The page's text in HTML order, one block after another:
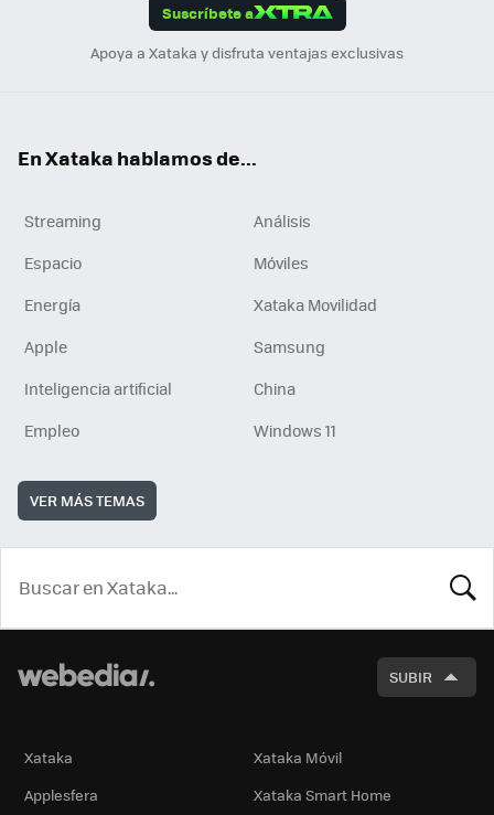
Suscríbete a
Apoya a Xataka y disfruta ventajas exclusivas
En Xataka hablamos de...
Streaming
Análisis
Espacio
Móviles
Energía
Xataka Movilidad
Apple
Samsung
Inteligencia artificial
China
Empleo
Windows 11
VER MÁS TEMAS
SUBIR
Xataka
Xataka Móvil
Applesfera
Xataka Smart Home